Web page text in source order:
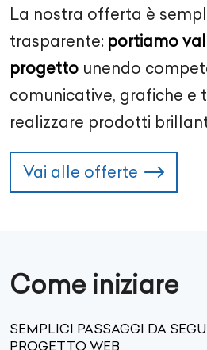
La nostra offerta è
trasparente: portiamo
progetto unendo
comunicative, grafiche e
realizzare prodotti
Vai alle offerte
Come iniziare
SEMPLICI PASSAGGI DA
PROGETTO WEB